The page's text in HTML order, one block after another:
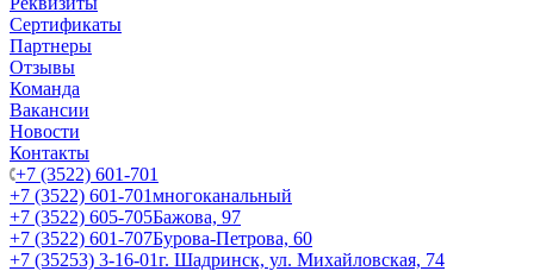
Сертификаты
Партнеры
Отзывы
Команда
Вакансии
Новости
Контакты
+7 (3522) 601-701
+7 (3522) 601-701многоканальный
+7 (3522) 605-705Бажова, 97
+7 (3522) 601-707Бурова-Петрова, 60
+7 (35253) 3-16-01г. Шадринск, ул. Михайловская, 74